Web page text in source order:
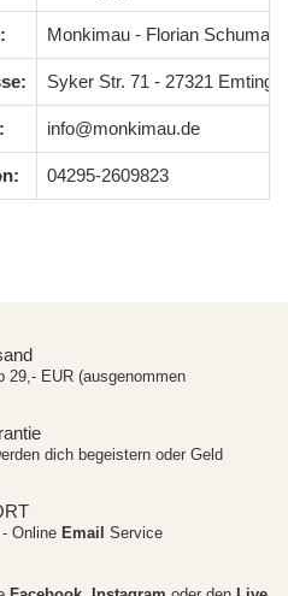
Monkimau - Florian
Syker Str. 71 - 27321
info@monkimau.de
04295-2609823
29,- EUR (ausgenommen
dich begeistern oder Geld
Online Email Service